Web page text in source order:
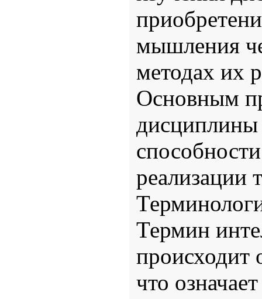
мышления
методах их
Основным
дисциплины
реализации
Термин
происходит
что